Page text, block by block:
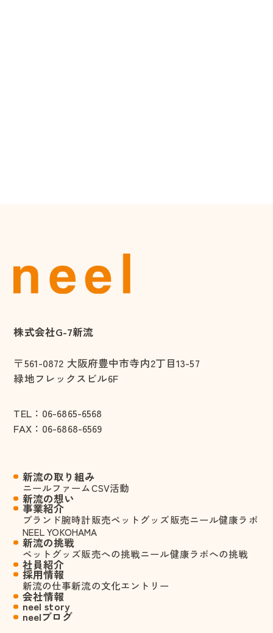
株式会社G-7新流
〒561-0872 大阪府豊中市寺内2丁目13-57
緑地フレックスビル6F
TEL： 06-6865-6568
FAX：06-6868-6569
新流の取り組み
ニールファームCSV活動
新流の想い
事業紹介
ブランド腕時計販売ペットグッズ販売ニール健康ラボ
NEEL YOKOHAMA
新流の挑戦
ペットグッズ販売への挑戦ニール健康ラボへの挑戦
社員紹介
採用情報
新流の仕事新流の文化エントリー
会社情報
neel story
neelブログ